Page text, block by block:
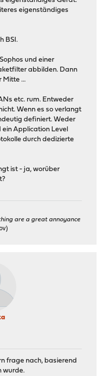
eigenständiges
BSI.
und einer
abbilden. Dann
Mitte ...
etc. rum. Entweder
Wenn es so verlangt
definiert. Weder
ein Application Level
durch dedizierte
ist - ja, worüber
are a great annoyance
frage nach, basierend
wurde.